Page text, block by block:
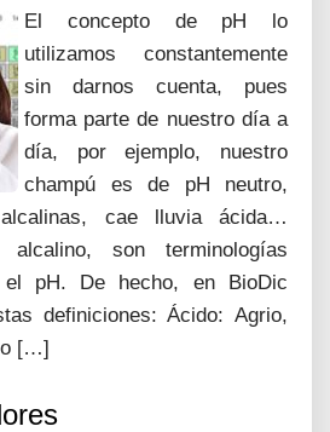
El concepto de pH lo
utilizamos constantemente
sin darnos cuenta, pues
forma parte de nuestro día a
día, por ejemplo, nuestro
champú es de pH neutro,
cae lluvia ácida…
son terminologías
el pH. De hecho, en BioDic
definiciones: Ácido: Agrio,
o […]